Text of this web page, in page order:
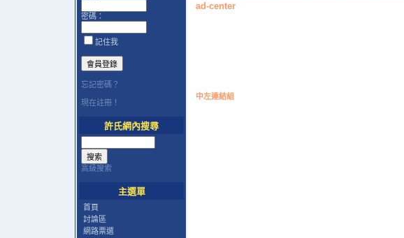
密碼：
記住我
忘記密碼？
現在註冊！
許氏網內搜尋
高級搜索
主選單
首頁
討論區
網路票選
ad-center
中左連結組